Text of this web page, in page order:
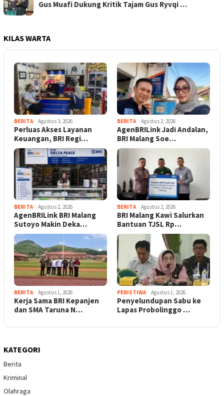
Gus Muafi Dukung Kritik Tajam Gus Ryvqi …
KILAS WARTA
BERITA Agustus 3, 2026
Perluas Akses Layanan
Keuangan, BRI Regi…
BERITA Agustus 2, 2026
AgenBRILink Jadi Andalan,
BRI Malang Soe…
BERITA Agustus 2, 2026
AgenBRILink BRI Malang
Sutoyo Makin Deka…
BERITA Agustus 2, 2026
BRI Malang Kawi Salurkan
Bantuan TJSL Rp…
BERITA Agustus 1, 2026
Kerja Sama BRI Kepanjen
dan SMA Taruna N…
PERISTIWA Agustus 1, 2026
Penyelundupan Sabu ke
Lapas Probolinggo …
KATEGORI
Berita
Kriminal
Olahraga